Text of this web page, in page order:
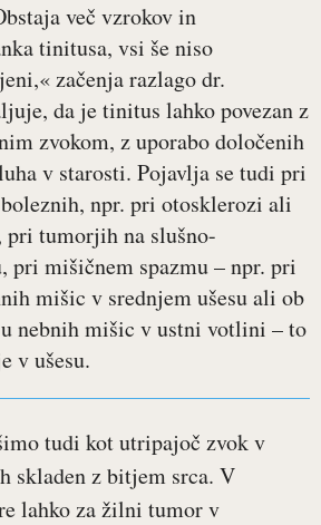
več vzrokov in
tinitusa, vsi še niso
začenja razlago dr.
da je tinitus lahko povezan z
zvokom, z uporabo določenih
v starosti. Pojavlja se tudi pri
npr. pri otosklerozi ali
tumorjih na slušno-
pri mišičnem spazmu – npr. pri
mišic v srednjem ušesu ali ob
nebnih mišic v ustni votlini – to
v ušesu.
tudi kot utripajoč zvok v
skladen z bitjem srca. V
lahko za žilni tumor v